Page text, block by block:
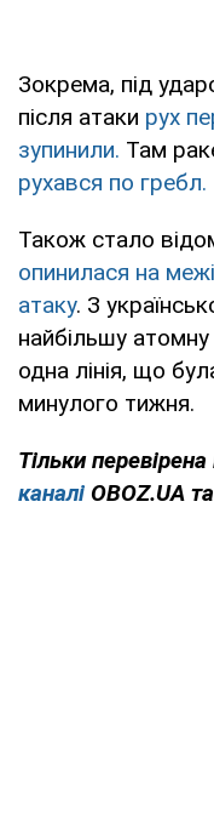
Зокрема, під
після атаки рух
зупинили. Там
рухався по гребл.
Також стало
опинилася на
атаку. З
найбільшу
одна лінія, що
минулого тижня.
Тільки
каналі OBOZ.UA та